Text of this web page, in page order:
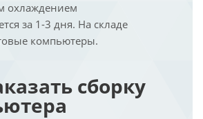
охлаждением
за 1-3 дня. На складе
компьютеры.
сборку